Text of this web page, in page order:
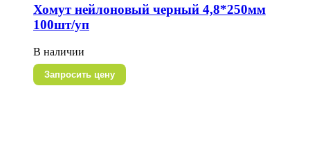
Хомут нейлоновый черный 4,8*250мм
100шт/уп
В наличии
Запросить цену